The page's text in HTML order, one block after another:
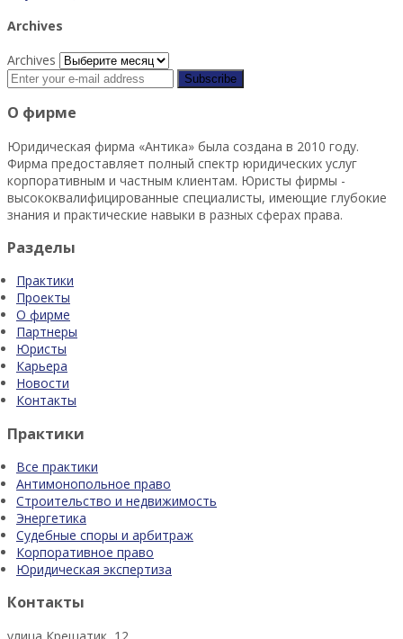
Archives
Archives
О фирме
Юридическая фирма «Антика» была создана в 2010 году.
Фирма предоставляет полный спектр юридических услуг
корпоративным и частным клиентам. Юристы фирмы -
высококвалифицированные специалисты, имеющие глубокие
знания и практические навыки в разных сферах права.
Разделы
Практики
Проекты
О фирме
Партнеры
Юристы
Карьера
Новости
Контакты
Практики
Все практики
Антимонопольное право
Строительство и недвижимость
Энергетика
Судебные споры и арбитраж
Корпоративное право
Юридическая экспертиза
Контакты